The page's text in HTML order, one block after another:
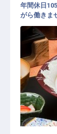
調理師
年間休日
がら働きま